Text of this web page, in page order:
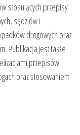
stosujących przepisy
sędziów i
drogowych oraz
Publikacja jest także
przepisów
oraz stosowaniem